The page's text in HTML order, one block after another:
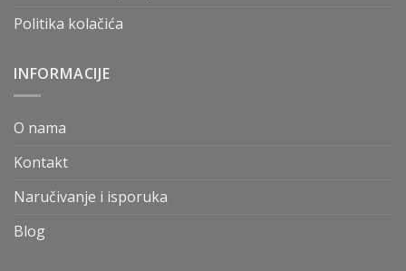
Politika kolačića
INFORMACIJE
O nama
Kontakt
Naručivanje i isporuka
Blog